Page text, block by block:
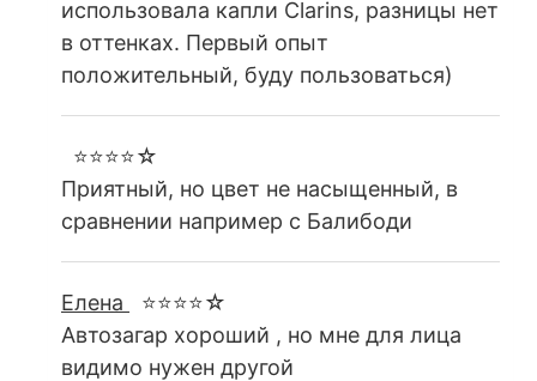
использовала капли Clarins, разницы нет
в оттенках. Первый опыт
положительный, буду пользоваться)
⭐⭐⭐⭐☆
Приятный, но цвет не насыщенный, в
сравнении например с Балибоди
Елена
⭐⭐⭐⭐☆
Автозагар хороший , но мне для лица
видимо нужен другой